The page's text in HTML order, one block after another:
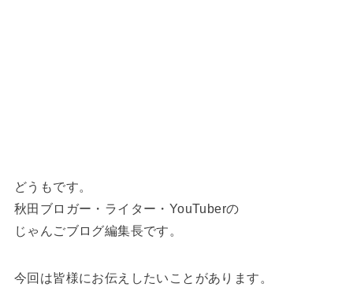
どうもです。
秋田ブロガー・ライター・YouTuberの
じゃんごブログ編集長です。
今回は皆様にお伝えしたいことがあります。